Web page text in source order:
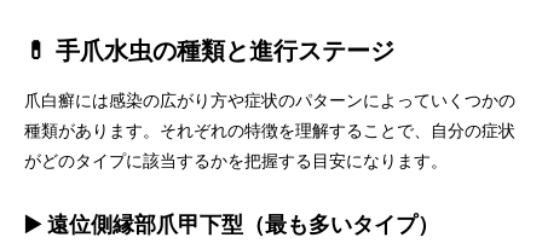
💊 手爪水虫の種類と進行ステージ
爪白癬には感染の広がり方や症状のパターンによっていくつかの
種類があります。それぞれの特徴を理解することで、自分の症状
がどのタイプに該当するかを把握する目安になります。
▶️ 遠位側縁部爪甲下型（最も多いタイプ）